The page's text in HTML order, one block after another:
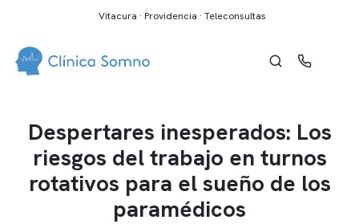
Vitacura · Providencia · Teleconsultas
Despertares inesperados: Los
riesgos del trabajo en turnos
rotativos para el sueño de los
paramédicos